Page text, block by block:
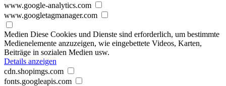
www.google-analytics.com
www.googletagmanager.com
Medien Diese Cookies und Dienste sind erforderlich, um bestimmte
Medienelemente anzuzeigen, wie eingebettete Videos, Karten,
Beiträge in sozialen Medien usw.
Details anzeigen
cdn.shopimgs.com
fonts.googleapis.com